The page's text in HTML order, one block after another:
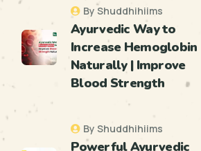
By Shuddhihiims
Ayurvedic Way to
Increase Hemoglobin
Naturally | Improve
Blood Strength
By Shuddhihiims
Powerful Ayurvedic